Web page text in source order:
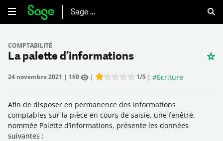
Sage 50
COMPTABILITÉ
La palette d’informations
24 novembre 2021 | 160 |
Rate this item: Submit Rating
1/5 | #Ecriture
Afin de disposer en permanence des informations
comptables sur la pièce en cours de saisie, une fenêtre,
nommée Palette d’informations, présente les données
suivantes :